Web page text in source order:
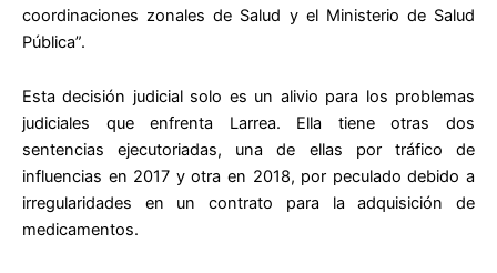
coordinaciones zonales de Salud y el Ministerio de Salud
Pública”.
Esta decisión judicial solo es un alivio para los problemas
judiciales que enfrenta Larrea. Ella tiene otras dos
sentencias ejecutoriadas, una de ellas por tráfico de
influencias en 2017 y otra en 2018, por peculado debido a
irregularidades en un contrato para la adquisición de
medicamentos.